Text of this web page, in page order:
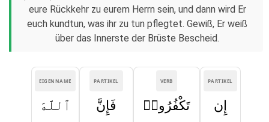
eure Rückkehr zu eurem Herrn sein, und dann wird Er
euch kundtun, was ihr zu tun pflegtet. Gewiß, Er weiß
über das Innerste der Brüste Bescheid.
PARTIKEL
إِن
VERB
تَكْفُرُوا۟
PARTIKEL
فَإِنَّ
EIGENNAME
ٱللَّهَ